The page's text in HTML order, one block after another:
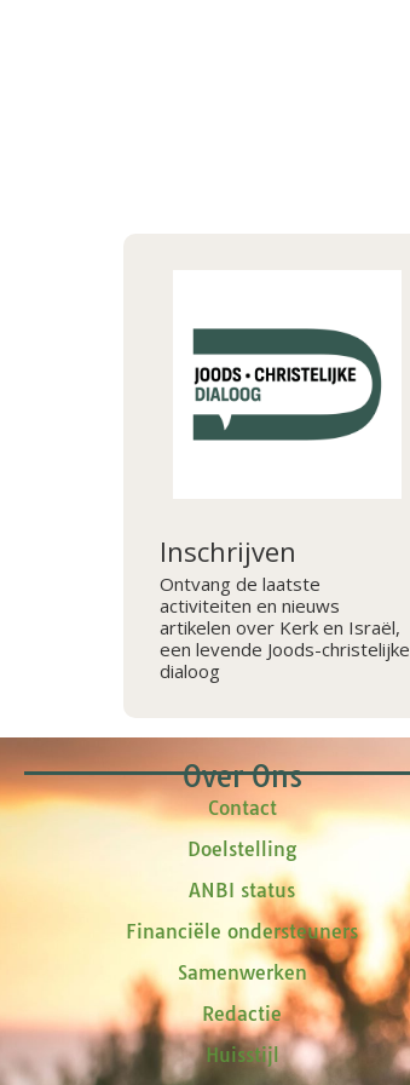
Inschrijven
Ontvang de laatste
activiteiten en nieuws
artikelen over Kerk en Israël,
een levende Joods-christelijke
dialoog
Over Ons
Contact
Doelstelling
ANBI status
Financiële ondersteuners
Samenwerken
Redactie
Huisstijl